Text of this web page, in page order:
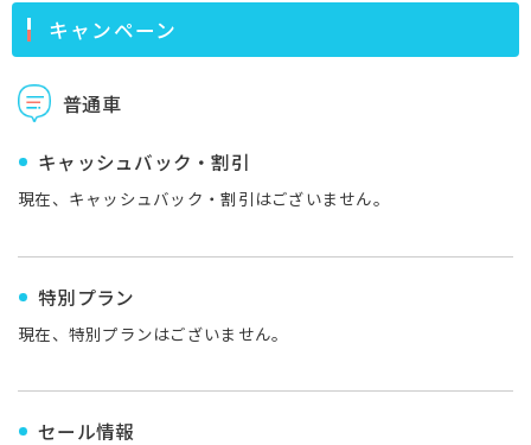
キャンペーン
普通車
キャッシュバック・割引
現在、キャッシュバック・割引はございません。
特別プラン
現在、特別プランはございません。
セール情報